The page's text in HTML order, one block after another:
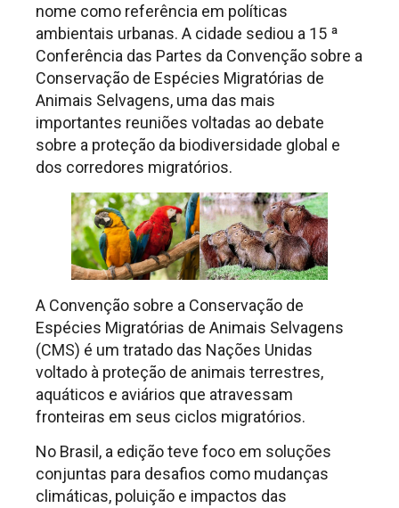
nome como referência em políticas
ambientais urbanas. A cidade sediou a 15 ª
Conferência das Partes da Convenção sobre a
Conservação de Espécies Migratórias de
Animais Selvagens, uma das mais
importantes reuniões voltadas ao debate
sobre a proteção da biodiversidade global e
dos corredores migratórios.
A Convenção sobre a Conservação de
Espécies Migratórias de Animais Selvagens
(CMS) é um tratado das Nações Unidas
voltado à proteção de animais terrestres,
aquáticos e aviários que atravessam
fronteiras em seus ciclos migratórios.
No Brasil, a edição teve foco em soluções
conjuntas para desafios como mudanças
climáticas, poluição e impactos das